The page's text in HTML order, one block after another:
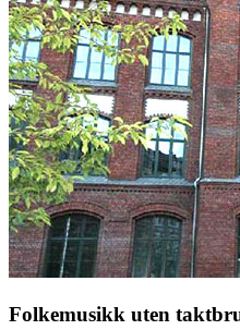
Folkemusikk uten